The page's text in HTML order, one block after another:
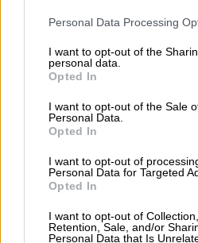
Please note that this website/app
not limited to your visit or usage
grant or deny consent to Google
use your data for below specified
consent section.
Personal Data Processing
I want to opt-out of the
personal data.
Opted In
I want to opt-out of the Sale
Personal Data.
Opted In
I want to opt-out of
Personal Data for Targeted
Opted In
I want to opt-out of
Retention, Sale, and/or
Personal Data that Is
Πάντως, κι οι νέοι
-μέχρι στιγμής
θετικό αντίκτυπο στον
όσον αφορά τον νέο
κουμπωμένοι σε σχόλια,
γνωρίζουν τι πολιτική
Τουρκία.
Υπενθυμίζουν μάλιστα
Γεραπετρίτη όταν οι
Άγκυρας και Αθήνας